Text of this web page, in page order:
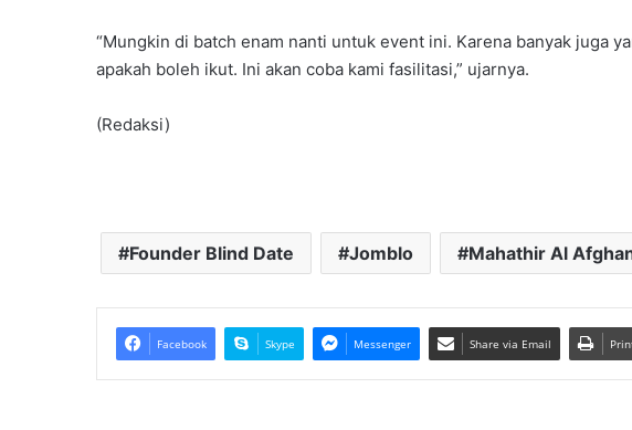
“Mungkin di batch enam nanti untuk event ini. Karena banyak juga
apakah boleh ikut. Ini akan coba kami fasilitasi,” ujarnya.
(Redaksi)
Founder Blind Date Jomblo Mahathir Al
Facebook Skype Messenger Share via Email